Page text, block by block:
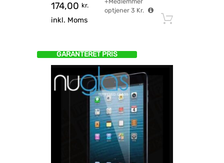
174,00 kr.
inkl. Moms
optjener 3 Kr.
GARANTERET PRIS